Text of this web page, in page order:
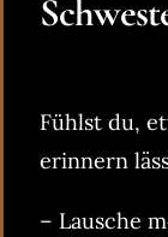
Fühlst du,
erinnern
– Lausche